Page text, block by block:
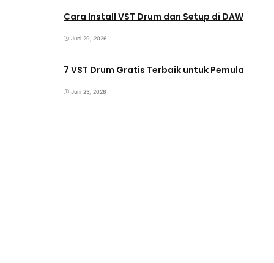
Cara Install VST Drum dan Setup di DAW
Juni 29, 2026
7 VST Drum Gratis Terbaik untuk Pemula
Juni 25, 2026